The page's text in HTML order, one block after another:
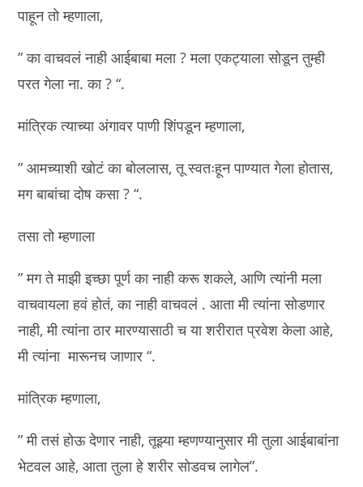
पाहून तो म्हणाला,
” का वाचवलं नाही आईबाबा मला ? मला एकट्याला सोडून तुम्ही
परत गेला ना. का ? “.
मांत्रिक त्याच्या अंगावर पाणी शिंपडून म्हणाला,
” आमच्याशी खोटं का बोललास, तू स्वतःहून पाण्यात गेला होतास,
मग बाबांचा दोष कसा ? “.
तसा तो म्हणाला
” मग ते माझी इच्छा पूर्ण का नाही करू शकले, आणि त्यांनी मला
वाचवायला हवं होतं, का नाही वाचवलं . आता मी त्यांना सोडणार
नाही, मी त्यांना ठार मारण्यासाठी च या शरीरात प्रवेश केला आहे,
मी त्यांना मारूनच जाणार “.
मांत्रिक म्हणाला,
” मी तसं होऊ देणार नाही, तूझ्या म्हणण्यानुसार मी तुला आईबाबांना
भेटवल आहे, आता तुला हे शरीर सोडवच लागेल”.